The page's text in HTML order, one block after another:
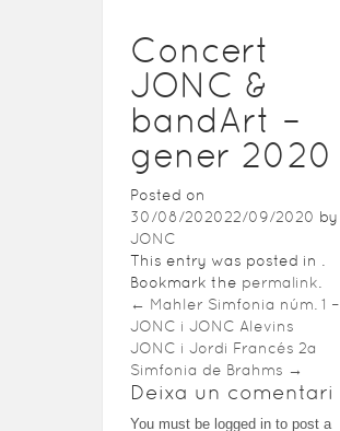
Concert
JONC &
bandArt –
gener 2020
Posted on
30/08/202022/09/2020 by
JONC
This entry was posted in .
Bookmark the permalink
← Mahler Simfonia núm. 1 –
JONC i JONC Alevins
JONC i Jordi Francés 2a
Simfonia de Brahms →
Deixa un comentari
You must be logged in to post a